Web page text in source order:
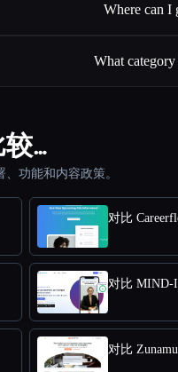
Where can I
What
较…
功能和内容政策。
对比
对比 MIND-
对比 Zunamu